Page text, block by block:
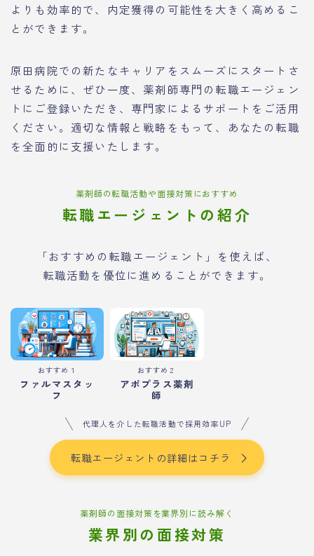
よりも効率的で、内定獲得の可能性を大きく高めるこ
とができます。
原田病院での新たなキャリアをスムーズにスタートさ
せるために、ぜひ一度、薬剤師専門の転職エージェン
トにご登録いただき、専門家によるサポートをご活用
ください。適切な情報と戦略をもって、あなたの転職
を全面的に支援いたします。
薬剤師の転職活動や面接対策におすすめ
転職エージェントの紹介
「おすすめの転職エージェント」を使えば、
転職活動を優位に進めることができます。
おすすめ１
ファルマスタッ
フ
おすすめ２
アポプラス薬剤
師
代理人を介した転職活動で採用効率UP
転職エージェントの詳細はコチラ
薬剤師の面接対策を業界別に読み解く
業界別の面接対策